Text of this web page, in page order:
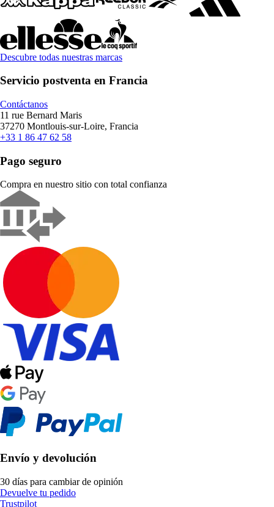
Descubre todas nuestras marcas
Servicio postventa en Francia
Contáctanos
11 rue Bernard Maris
37270 Montlouis-sur-Loire, Francia
+33 1 86 47 62 58
Pago seguro
Compra en nuestro sitio con total confianza
Envío y devolución
30 días para cambiar de opinión
Devuelve tu pedido
Trustpilot